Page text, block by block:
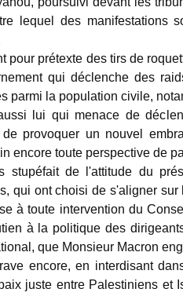
lequel des manifestations
pour prétexte des tirs de
qui déclenche des
parmi la population civile,
lui qui menace de
de provoquer un nouvel
encore toute perspective de
stupéfait de l'attitude du
qui ont choisi de s'aligner
à toute intervention du
à la politique des
que Monsieur Macron
encore, en interdisant
juste entre Palestiniens et